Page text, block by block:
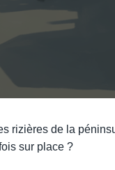
rizières de la
sur place ?